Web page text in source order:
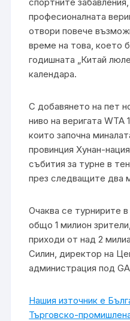
професионалната
отвори повече
време на това, което
годишната „Китай
календара.
С добавянето на пет
ниво на веригата WTA
които започна
провинция Хунан-
събития за турне в
през следващите два
Очаква се турнирите
общо 1 милион
приходи от над 2
Силин, директор на
администрация под
Нашия източник е
Търговско-